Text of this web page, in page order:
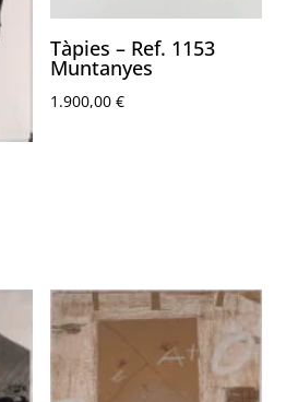
Tàpies – Ref. 1153
Muntanyes
1.900,00€